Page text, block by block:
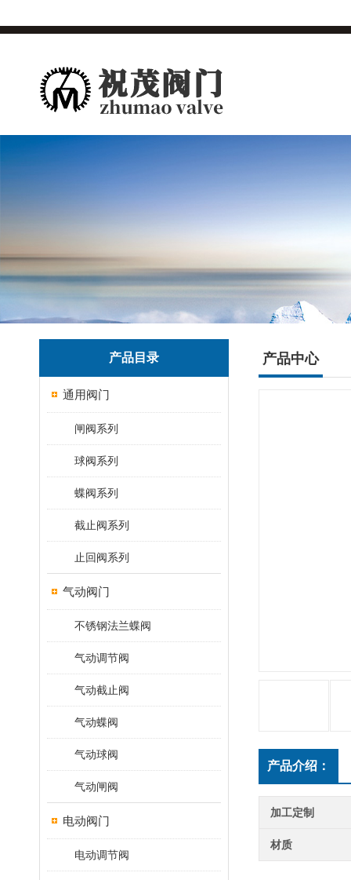
产品目录
通用阀门
闸阀系列
球阀系列
蝶阀系列
截止阀系列
止回阀系列
气动阀门
不锈钢法兰蝶阀
气动调节阀
气动截止阀
气动蝶阀
气动球阀
气动闸阀
电动阀门
电动调节阀
产品中心
产品介绍：
加工定制
材质